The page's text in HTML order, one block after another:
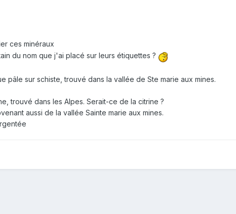
ces minéraux
du nom que j'ai placé sur leurs étiquettes ?
pâle sur schiste, trouvé dans la vallée de Ste marie aux mines.
trouvé dans les Alpes. Serait-ce de la citrine ?
aussi de la vallée Sainte marie aux mines.